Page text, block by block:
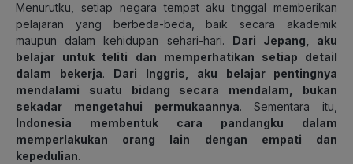
Menurutku, setiap negara tempat aku tinggal memberikan
pelajaran yang berbeda-beda, baik secara akademik
maupun dalam kehidupan sehari-hari. Dari Jepang, aku
belajar untuk teliti dan memperhatikan setiap detail
dalam bekerja. Dari Inggris, aku belajar pentingnya
mendalami suatu bidang secara mendalam, bukan
sekadar mengetahui permukaannya. Sementara itu,
Indonesia membentuk cara pandangku dalam
memperlakukan orang lain dengan empati dan
kepedulian.